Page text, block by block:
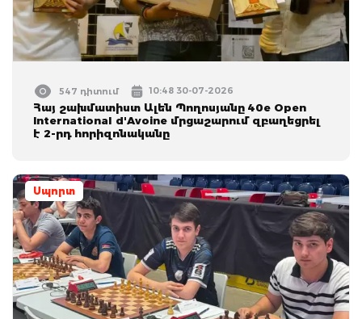
547 դիտում 10:48 30-07-2026
Հայ շախմատիստ Ալեն Պողոսյանը 40e Open
International d'Avoine մրցաշարում զբաղեցրել
է 2-րդ հորիզոնականը
Սպորտ